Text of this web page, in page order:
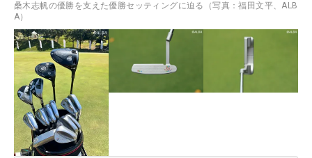
桑木志帆の優勝を支えた優勝セッティングに迫る（写真：福田文平、ALB
A）